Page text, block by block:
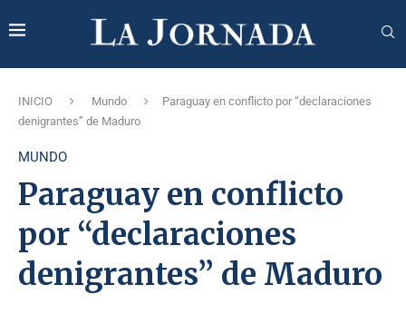
INICIO Mundo
Paraguay en conflicto por “declaraciones
denigrantes” de Maduro
MUNDO
Paraguay en conflicto
por “declaraciones
denigrantes” de Maduro